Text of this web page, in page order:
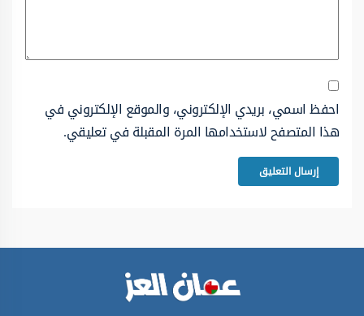
احفظ اسمي، بريدي الإلكتروني، والموقع الإلكتروني في
هذا المتصفح لاستخدامها المرة المقبلة في تعليقي.